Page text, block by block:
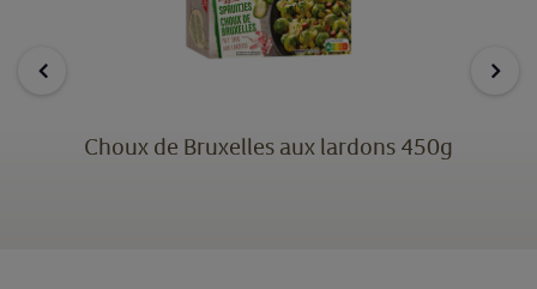
Choux de Bruxelles aux lardons 450g